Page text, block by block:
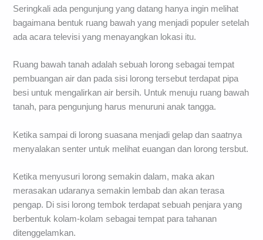
Seringkali ada pengunjung yang datang hanya ingin melihat
bagaimana bentuk ruang bawah yang menjadi populer setelah
ada acara televisi yang menayangkan lokasi itu.
Ruang bawah tanah adalah sebuah lorong sebagai tempat
pembuangan air dan pada sisi lorong tersebut terdapat pipa
besi untuk mengalirkan air bersih. Untuk menuju ruang bawah
tanah, para pengunjung harus menuruni anak tangga.
Ketika sampai di lorong suasana menjadi gelap dan saatnya
menyalakan senter untuk melihat euangan dan lorong tersbut.
Ketika menyusuri lorong semakin dalam, maka akan
merasakan udaranya semakin lembab dan akan terasa
pengap. Di sisi lorong tembok terdapat sebuah penjara yang
berbentuk kolam-kolam sebagai tempat para tahanan
ditenggelamkan.